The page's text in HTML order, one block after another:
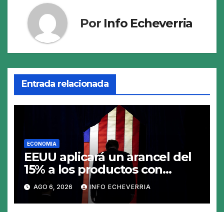
Por Info Echeverria
Entrada relacionada
ECONOMIA
EEUU aplicará un arancel del
15% a los productos con
polisilicio para frenar el
avance de China
AGO 6, 2026 INFO ECHEVERRIA